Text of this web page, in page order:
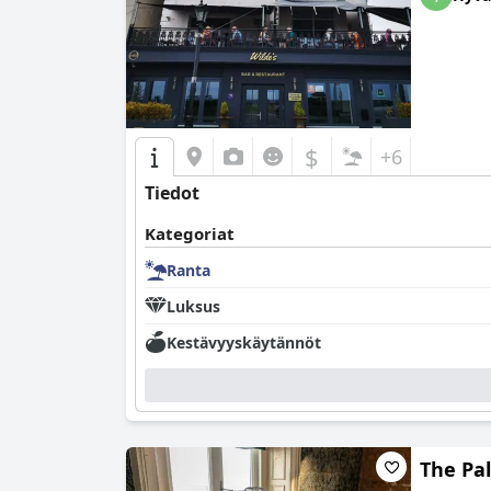
$ +6
Tiedot
Kategoriat
Ranta
Luksus
Kestävyyskäytännöt
The